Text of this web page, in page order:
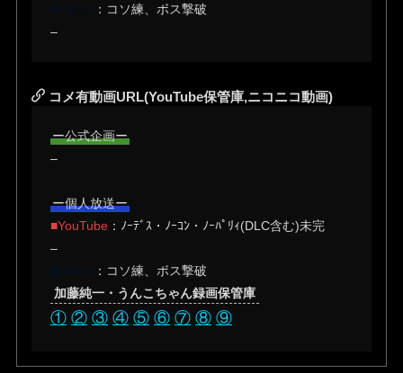
■Twitch ：コソ練、ボス撃破
–
コメ有動画URL(YouTube保管庫,ニコニコ動画)
ー公式企画ー
–
ー個人放送ー
■YouTube ：ﾉｰﾃﾞｽ・ﾉｰｺﾝ・ﾉｰﾊﾟﾘｨ(DLC含む)未完
–
■Twitch ：コソ練、ボス撃破
加藤純一・うんこちゃん録画保管庫
① ② ③ ④ ⑤ ⑥ ⑦ ⑧ ⑨